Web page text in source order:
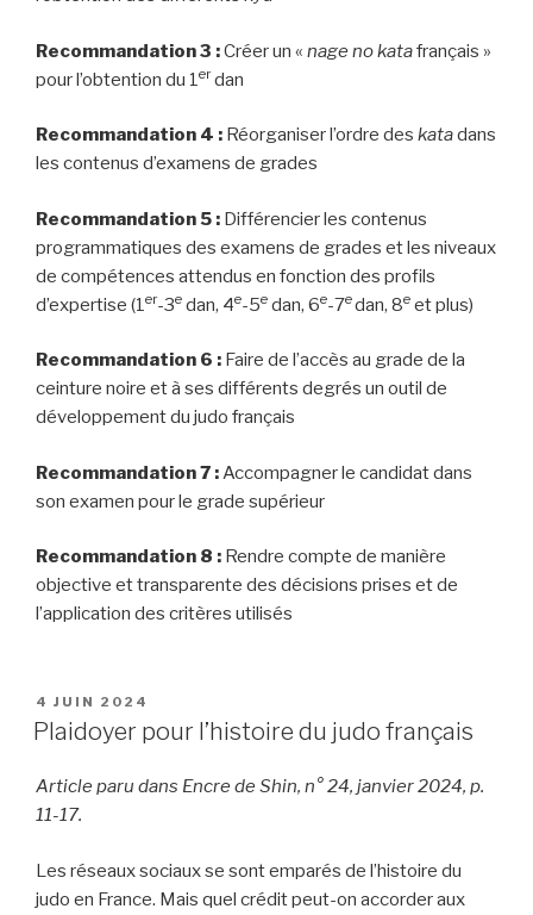
Recommandation 3 :Créer un « nage no katafrançais »
pour l’obtention du 1erdan
Recommandation 4 : Réorganiser l’ordre des katadans
les contenus d’examens de grades
Recommandation5 : Différencier les contenus
programmatiques des examens de grades et les niveaux
de compétences attendus en fonction des profils
d’expertise (1er-3e dan, 4e-5e dan, 6e-7edan, 8e et plus)
Recommandation 6 : Faire de l’accès au grade de la
ceinture noire et à ses différents degrés un outil de
développement du judo français
Recommandation7 :Accompagner le candidat dans
son examen pour le grade supérieur
Recommandation 8 : Rendre compte de manière
objective et transparente des décisions prises et de
l’application des critères utilisés
PUBLIÉ
LE
4 JUIN 2024
Plaidoyer pour l’histoire du judo français
Article paru dans Encre de Shin, n° 24, janvier 2024, p.
11-17.
Les réseaux sociaux se sont emparés de l’histoire du
judo en France. Mais quel crédit peut-on accorder aux